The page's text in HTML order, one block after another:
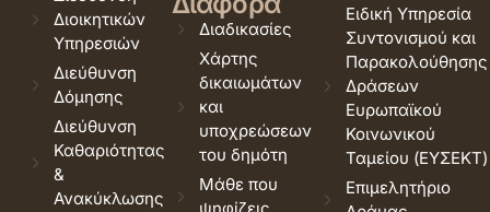
Διοικητικών
Υπηρεσιών
Διεύθυνση
Δόμησης
Διεύθυνση
Καθαριότητας
&
Ανακύκλωσης
Διαδικασίες
Χάρτης
δικαιωμάτων
και
υποχρεώσεων
του δημότη
Μάθε που
Ειδική Υπηρεσία
Συντονισμού και
Παρακολούθησης
Δράσεων
Ευρωπαϊκού
Κοινωνικού
Ταμείου (ΕΥΣΕΚΤ)
Επιμελητήριο